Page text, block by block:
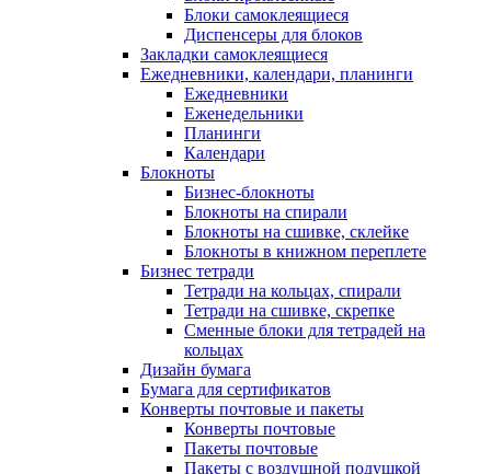
Блоки самоклеящиеся
Диспенсеры для блоков
Закладки самоклеящиеся
Ежедневники, календари, планинги
Ежедневники
Еженедельники
Планинги
Календари
Блокноты
Бизнес-блокноты
Блокноты на спирали
Блокноты на сшивке, склейке
Блокноты в книжном переплете
Бизнес тетради
Тетради на кольцах, спирали
Тетради на сшивке, скрепке
Сменные блоки для тетрадей на
кольцах
Дизайн бумага
Бумага для сертификатов
Конверты почтовые и пакеты
Конверты почтовые
Пакеты почтовые
Пакеты с воздушной подушкой